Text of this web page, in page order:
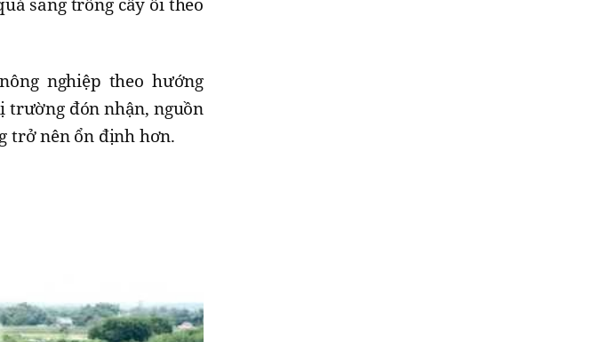
nghiệp theo hướng
trường đón nhận, nguồn
trở nên ổn định hơn.